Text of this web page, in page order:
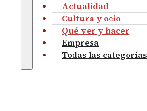
Actualidad
Cultura y ocio
Qué ver y hacer
Empresa
Todas las categorías